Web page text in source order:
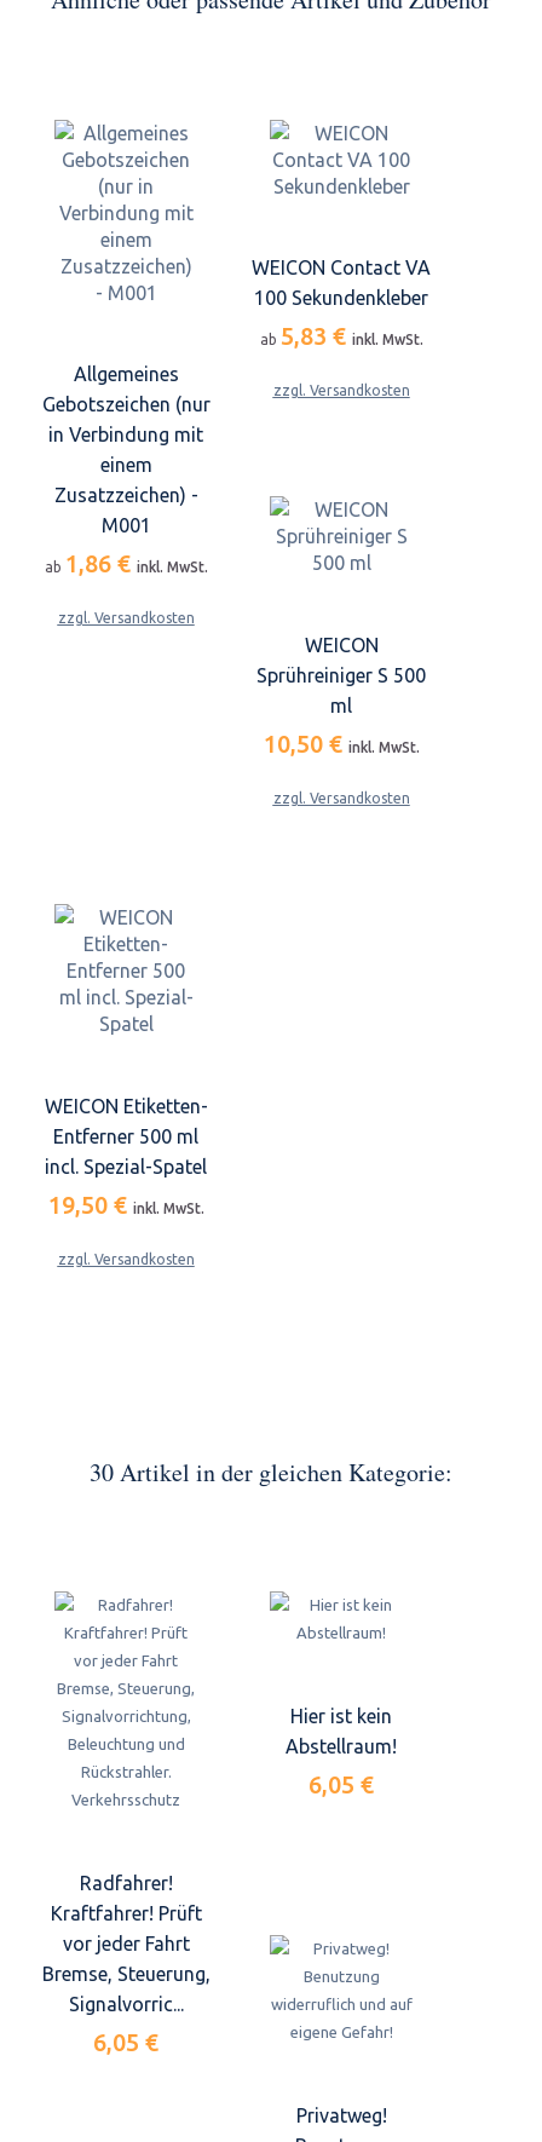
Allgemeines
Gebotszeichen (nur
in Verbindung mit
einem
Zusatzzeichen) -
M001
ab 1,86 € inkl. MwSt.
zzgl. Versandkosten
WEICON Contact VA
100 Sekundenkleber
ab 5,83 € inkl. MwSt.
zzgl. Versandkosten
WEICON
Sprühreiniger S 500
ml
10,50 € inkl. MwSt.
zzgl. Versandkosten
WEICON Etiketten-
Entferner 500 ml
incl. Spezial-Spatel
19,50 € inkl. MwSt.
zzgl. Versandkosten
30 Artikel in der gleichen Kategorie:
Radfahrer!
Kraftfahrer! Prüft
vor jeder Fahrt
Bremse, Steuerung,
Signalvorric...
6,05 €
Hier ist kein
Abstellraum!
6,05 €
Privatweg!